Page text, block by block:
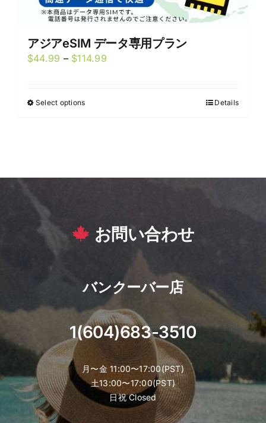
アジアeSIM データ専用プラン
$44.99 – $114.99Price
Select optionsThis
be
the
product
page
Details
お問い合わせ
バンクーバー店
1(604)683-3510
月〜金 11:00〜17:00(PST)
土13:00〜17:00(PST)
日祝 Closed